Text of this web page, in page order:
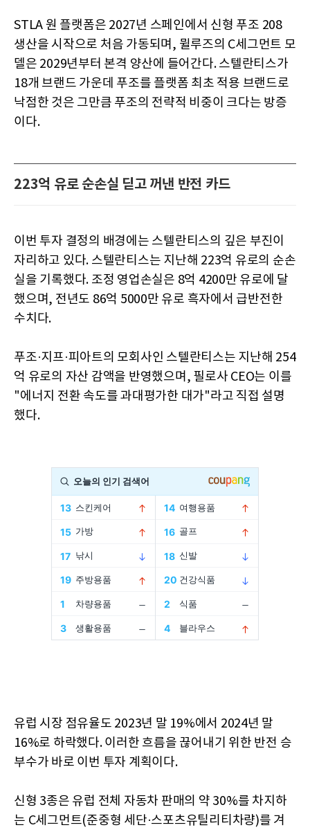
STLA 원 플랫폼은 2027년 스페인에서 신형 푸조 208
생산을 시작으로 처음 가동되며, 뮐루즈의 C세그먼트 모
델은 2029년부터 본격 양산에 들어간다. 스텔란티스가
18개 브랜드 가운데 푸조를 플랫폼 최초 적용 브랜드로
낙점한 것은 그만큼 푸조의 전략적 비중이 크다는 방증
이다.
223억 유로 순손실 딛고 꺼낸 반전 카드
이번 투자 결정의 배경에는 스텔란티스의 깊은 부진이
자리하고 있다. 스텔란티스는 지난해 223억 유로의 순손
실을 기록했다. 조정 영업손실은 8억 4200만 유로에 달
했으며, 전년도 86억 5000만 유로 흑자에서 급반전한
수치다.
푸조·지프·피아트의 모회사인 스텔란티스는 지난해 254
억 유로의 자산 감액을 반영했으며, 필로사 CEO는 이를
"에너지 전환 속도를 과대평가한 대가"라고 직접 설명
했다.
유럽 시장 점유율도 2023년 말 19%에서 2024년 말
16%로 하락했다. 이러한 흐름을 끊어내기 위한 반전 승
부수가 바로 이번 투자 계획이다.
신형 3종은 유럽 전체 자동차 판매의 약 30%를 차지하
는 C세그먼트(준중형 세단·스포츠유틸리티차량)를 겨